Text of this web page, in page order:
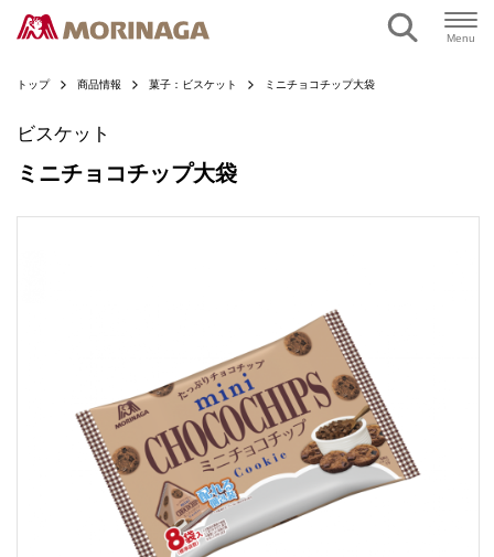
Menu
トップ 商品情報 菓子：ビスケット ミニチョコチップ大袋
ビスケット
ミニチョコチップ大袋